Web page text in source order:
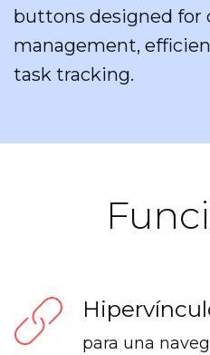
buttons designed for
management,
task tracking.
para una